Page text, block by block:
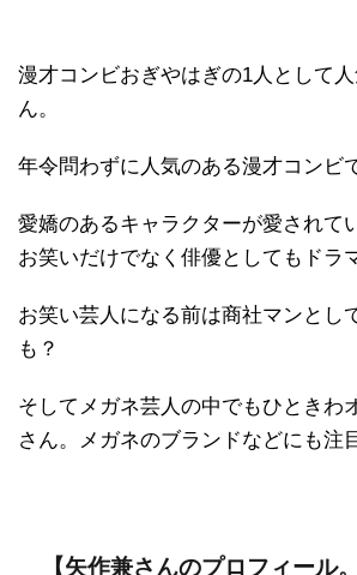
漫才コンビおぎやはぎの1人として
ん。
年令問わずに人気のある漫才コンビ
愛嬌のあるキャラクターが愛されて
お笑いだけでなく俳優としてもドラ
お笑い芸人になる前は商社マンとし
も？
そしてメガネ芸人の中でもひときわ
さん。メガネのブランドなどにも注
【矢作兼さんのプロフィール